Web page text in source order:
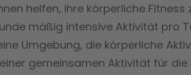
helfen, ihre körperliche Fitness
mäßig intensive Aktivität pro
Umgebung, die körperliche
gemeinsamen Aktivität für die